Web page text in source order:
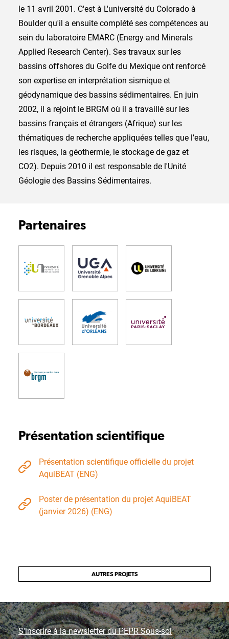
le 11 avril 2001. C'est à L'université du Colorado à
Boulder qu'il a ensuite complété ses compétences au
sein du laboratoire EMARC (Energy and Minerals
Applied Research Center). Ses travaux sur les
bassins offshores du Golfe du Mexique ont renforcé
son expertise en interprétation sismique et
géodynamique des bassins sédimentaires. En juin
2002, il a rejoint le BRGM où il a travaillé sur les
bassins français et étrangers (Afrique) sur les
thématiques de recherche appliquées telles que l’eau,
les risques, la géothermie, le stockage de gaz et
CO2). Depuis 2010 il est responsable de l'Unité
Géologie des Bassins Sédimentaires.
Partenaires
Présentation scientifique
Présentation scientifique officielle du projet
AquiBEAT (ENG)
Poster de présentation du projet AquiBEAT
(janvier 2026) (ENG)
AUTRES PROJETS
S'inscrire à la newsletter du PEPR Sous-sol